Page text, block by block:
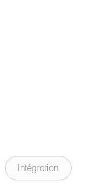
Intégration